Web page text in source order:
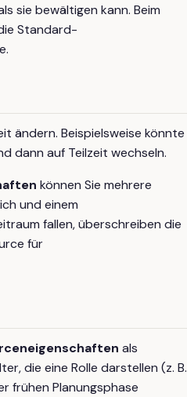
sie bewältigen kann. Beim
Standard-
ändern. Beispielsweise könnte
dann auf Teilzeit wechseln.
können Sie mehrere
und einem
fallen, überschreiben die
für
als
die eine Rolle darstellen (z. B.
frühen Planungsphase